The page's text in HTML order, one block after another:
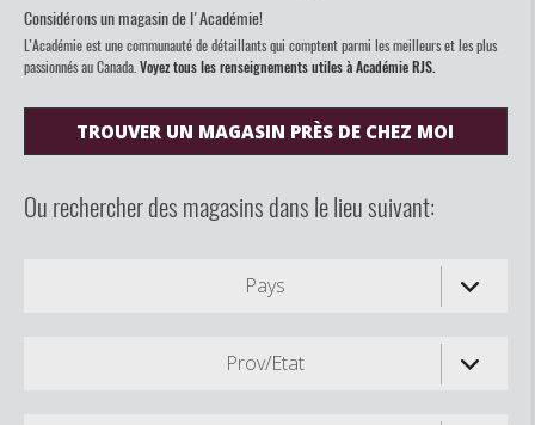
Considérons un magasin de l'Académie!
L’Académie est une communauté de détaillants qui comptent parmi les meilleurs et les plus
passionnés au Canada. Voyez tous les renseignements utiles à Académie RJS.
TROUVER UN MAGASIN PRÈS DE CHEZ MOI
Ou rechercher des magasins dans le lieu suivant:
Pays
Prov/Etat